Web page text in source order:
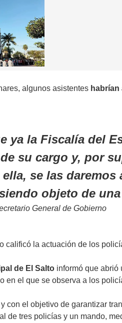
algunos asistentes
ya la Fiscalía del
su cargo y, por
se las
objeto de
General de Gobierno
calificó la actuación de los
de El Salto informó que abrió
en el que se observa a los
con el objetivo de garantizar
de tres policías y un mando,